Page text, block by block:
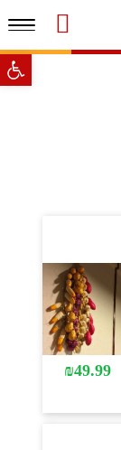
ברכישה מעל
₪49.99
פתח